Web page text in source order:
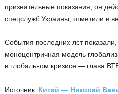
признательные показания, он
спецслужб Украины, отметили в
События последних лет
моноцентричная модель
в глобальном кризисе — глава
Источник: Китай — Николай